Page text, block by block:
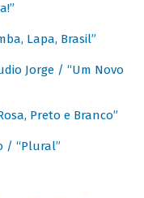
Lapa, Brasil”
Jorge / “Um Novo
Preto e Branco”
/ “Plural”